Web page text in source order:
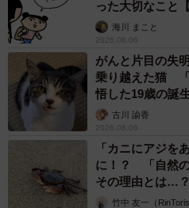
った大切なこと【
海川 まこと
2026.08.06
がんと片目の失
乗り越えた猫
悟した19歳の誕
古川 諭香
2026.08.06
「カニにアジを
に！？ 「自然
その理由とは…？
竹中 友一（RinToris